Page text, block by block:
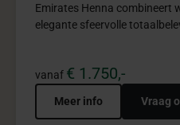
Emirates Henna combineert
elegante sfeervolle
vanaf € 1.750,-
Meer info Vraag